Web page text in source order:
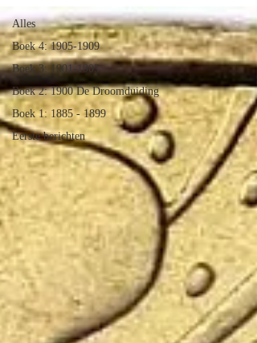
Alles
Boek 4: 1905-1909
Boek 3: 1901-1905
Boek 2: 1900 De Droomduiding
Boek 1: 1885 - 1899
Eerste berichten